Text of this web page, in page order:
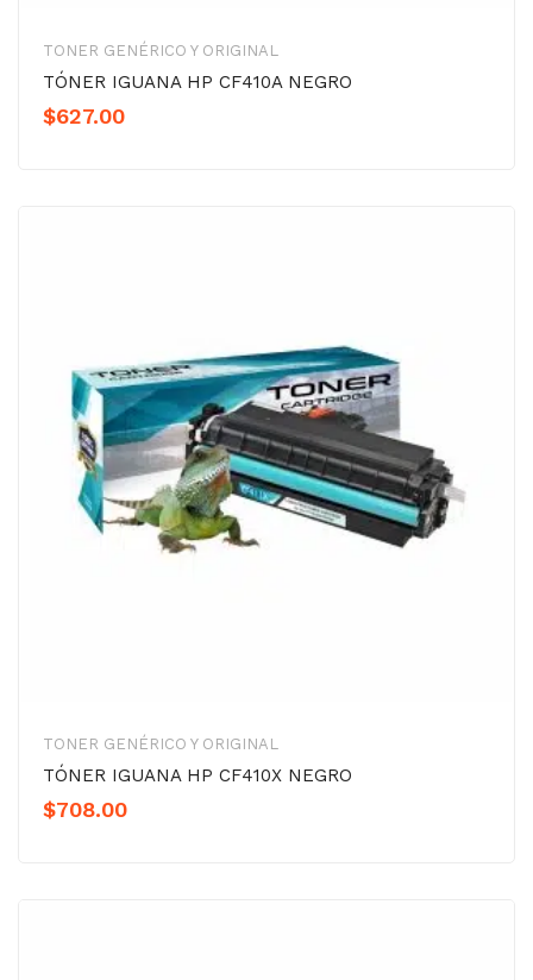
TONER GENÉRICO Y ORIGINAL
TÓNER IGUANA HP CF410A NEGRO
$627.00
TONER GENÉRICO Y ORIGINAL
TÓNER IGUANA HP CF410X NEGRO
$708.00